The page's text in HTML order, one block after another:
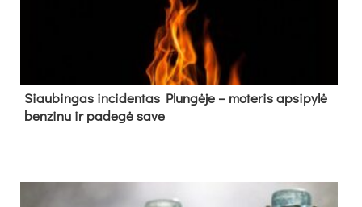
Siau­bin­gas in­ci­den­tas Plun­gė­je – mo­te­ris ap­si­py­lė
ben­zi­nu ir pa­de­gė sa­ve